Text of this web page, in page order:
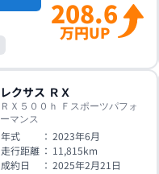
208.6
万円UP
レクサス ＲＸ
ＲＸ５００ｈ Ｆスポーツパフォ
ーマンス
年式 ： 2023年6月
走行距離 ： 11,815km
成約日
： 2025年2月21日